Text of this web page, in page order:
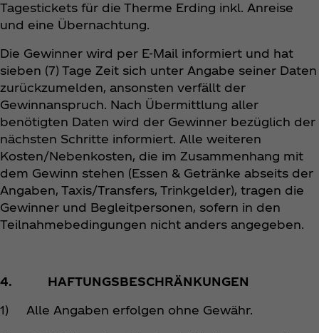
Tagestickets für die Therme Erding inkl. Anreise
und eine Übernachtung.
Die Gewinner wird per E-Mail informiert und hat
sieben (7) Tage Zeit sich unter Angabe seiner Daten
zurückzumelden, ansonsten verfällt der
Gewinnanspruch. Nach Übermittlung aller
benötigten Daten wird der Gewinner bezüglich der
nächsten Schritte informiert. Alle weiteren
Kosten/Nebenkosten, die im Zusammenhang mit
dem Gewinn stehen (Essen & Getränke abseits der
Angaben, Taxis/Transfers, Trinkgelder), tragen die
Gewinner und Begleitpersonen, sofern in den
Teilnahmebedingungen nicht anders angegeben.
4. HAFTUNGSBESCHRÄNKUNGEN
1) Alle Angaben erfolgen ohne Gewähr.